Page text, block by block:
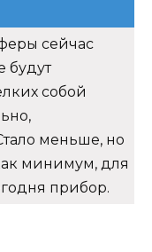
сейчас
будут
собой
меньше, но
минимум, для
прибор.